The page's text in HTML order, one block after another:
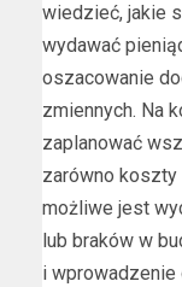
wiedzieć, jakie
wydawać
oszacowanie
zmiennych. Na
zaplanować
zarówno koszty
możliwe jest
lub braków w
i wprowadzenie